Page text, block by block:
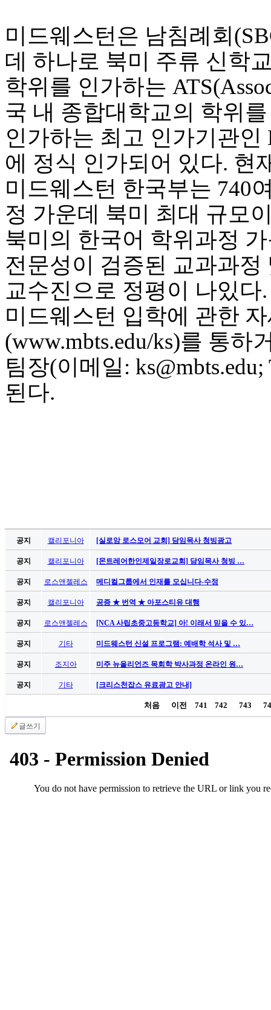
미드웨스턴은 남침례회
데 하나로 북미 주류 신학
학위를 인가하는
국 내 종합대학교의 학위를
인가하는 최고 인가기관인
에 정식 인가되어 있다. 현
미드웨스턴 한국부는 740
정 가운데 북미 최대 규모
북미의 한국어 학위과정
전문성이 검증된 교과과정
교수진으로 정평이 나있다.
미드웨스턴 입학에 관한
(www.mbts.edu/ks)를 통하
팀장(이메일:
된다.
공지 캘리포니아 [실로암 로스모어 교회] 담임목사 청빙광고
공지 캘리포니아 [몬트레어한인제일장로교회] 담임목사 청빙 …
공지 로스앤젤레스 메디컬그룹에서 인재를 모십니다-수정
공지 캘리포니아 공증 ★ 번역 ★ 아포스티유 대행
공지 로스앤젤레스 [NCA 사립초중고등학교] 아! 이래서 믿을 수 있…
공지 기타 미드웨스턴 신설 프로그램: 예배학 석사 및 …
공지 조지아 미주 뉴올리언즈 목회학 박사과정 온라인 원…
공지 기타 [크리스천잡스 유료광고 안내]
처음 이전 741 742 743
글쓰기